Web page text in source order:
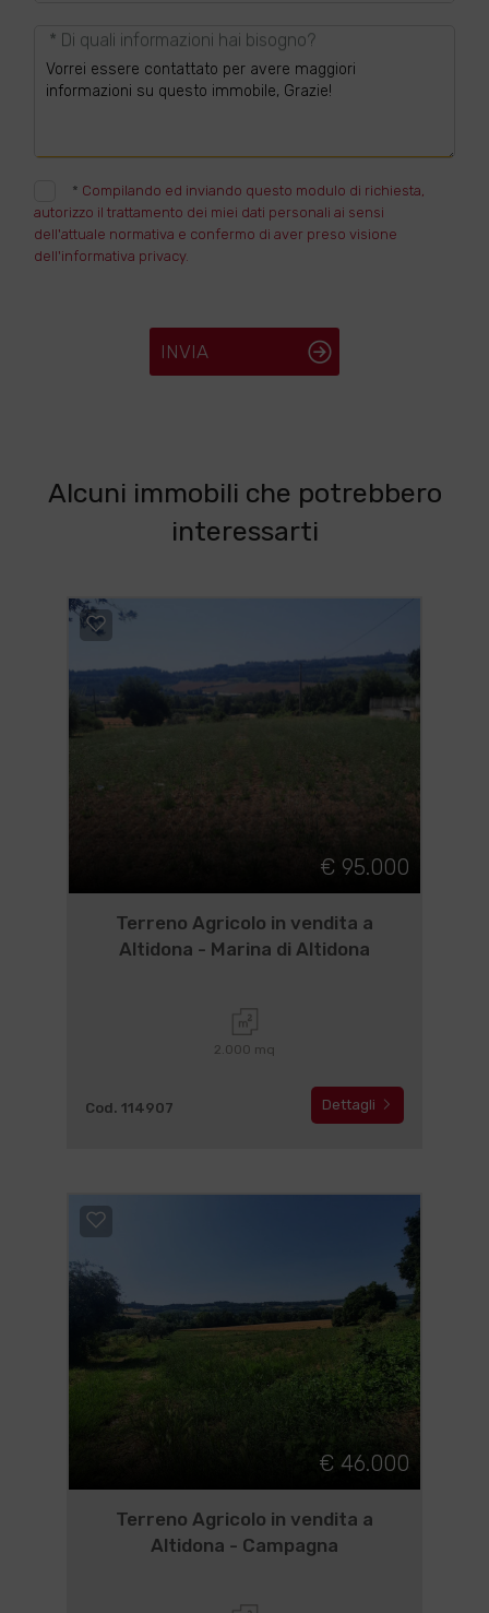
* Di quali informazioni hai bisogno?
* Compilando ed inviando questo modulo di richiesta,
autorizzo il trattamento dei miei dati personali ai sensi
dell'attuale normativa e confermo di aver preso visione
dell'informativa privacy.
INVIA
Alcuni immobili che potrebbero
interessarti
€ 95.000
Terreno Agricolo in vendita a
Altidona - Marina di Altidona
2.000 mq
Cod. 114907 Dettagli
€ 46.000
Terreno Agricolo in vendita a
Altidona - Campagna